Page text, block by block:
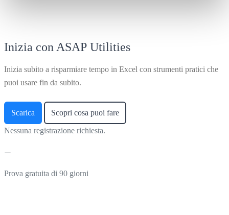
Inizia con ASAP Utilities
Inizia subito a risparmiare tempo in Excel con strumenti pratici che
puoi usare fin da subito.
Scarica Scopri cosa puoi fare
Nessuna registrazione richiesta.
Prova gratuita di 90 giorni